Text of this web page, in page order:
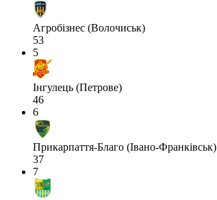
Агробізнес (Волочиськ)
53
5
Інгулець (Петрове)
46
6
Прикарпаття-Благо (Івано-Франківськ)
37
7